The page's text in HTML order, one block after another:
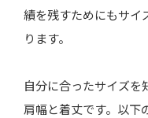
績を残すためにもサイ
ります。
自分に合ったサイズを
肩幅と着丈です。以下